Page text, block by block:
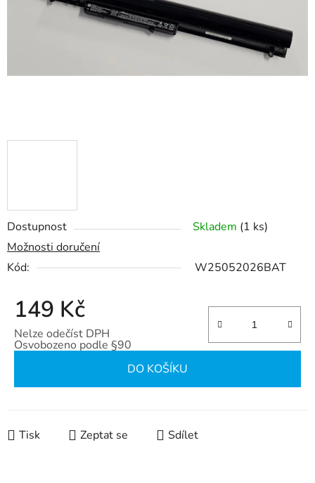
Dostupnost Skladem (1 ks)
Možnosti doručení
Kód:
W25052026BAT
149 Kč
Nelze odečíst DPH
Osvobozeno podle §90
DO KOŠÍKU
Tisk Zeptat se Sdílet